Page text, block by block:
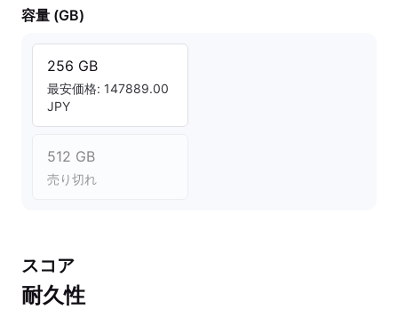
容量 (GB)
256 GB
最安価格: 147889.00
JPY
512 GB
売り切れ
スコア
耐久性